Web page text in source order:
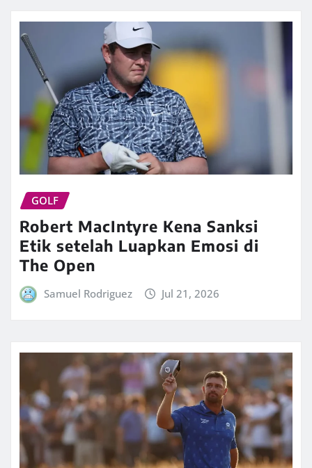
GOLF
Robert MacIntyre Kena Sanksi
Etik setelah Luapkan Emosi di
The Open
Samuel Rodriguez Jul 21, 2026